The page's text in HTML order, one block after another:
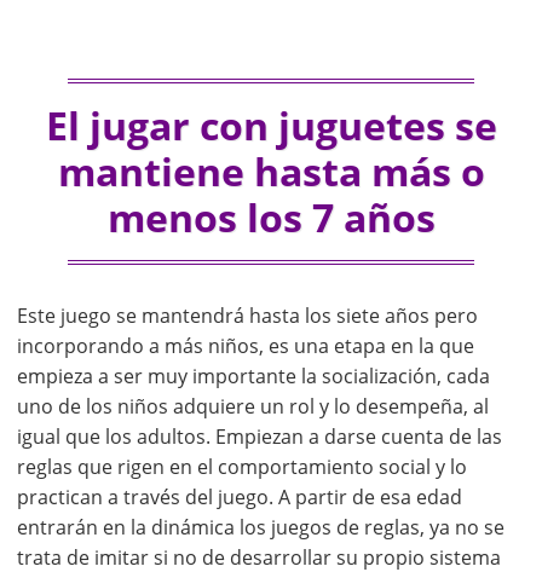
El jugar con juguetes se
mantiene hasta más o
menos los 7 años
Este juego se mantendrá hasta los siete años pero
incorporando a más niños, es una etapa en la que
empieza a ser muy importante la socialización, cada
uno de los niños adquiere un rol y lo desempeña, al
igual que los adultos. Empiezan a darse cuenta de las
reglas que rigen en el comportamiento social y lo
practican a través del juego. A partir de esa edad
entrarán en la dinámica los juegos de reglas, ya no se
trata de imitar si no de desarrollar su propio sistema